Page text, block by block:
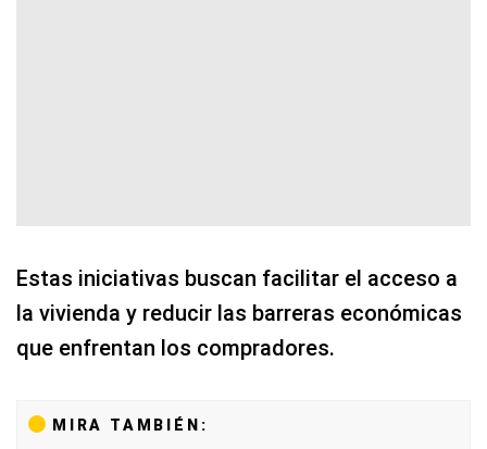
Estas iniciativas buscan facilitar el acceso a
la vivienda y reducir las barreras económicas
que enfrentan los compradores.
MIRA TAMBIÉN: